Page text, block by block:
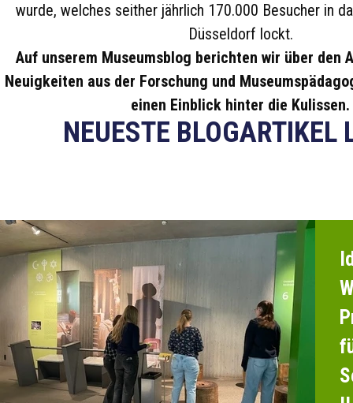
wurde, welches seither jährlich 170.000 Besucher in
Düsseldorf lockt.
Auf unserem Museumsblog berichten wir über den
Neuigkeiten aus der Forschung und
einen Einblick hinter die Kulissen.
NEUESTE BLOGARTIKEL